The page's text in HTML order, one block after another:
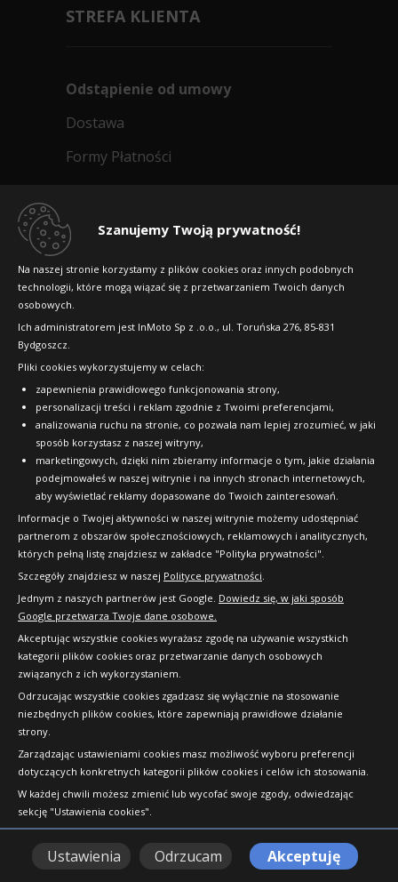
Szanujemy Twoją prywatność!
Na naszej stronie korzystamy z plików cookies oraz innych podobnych
technologii, które mogą wiązać się z przetwarzaniem Twoich danych
osobowych.
Ich administratorem jest InMoto Sp z .o.o., ul. Toruńska 276, 85-831
Bydgoszcz.
Pliki cookies wykorzystujemy w celach:
zapewnienia prawidłowego funkcjonowania strony,
personalizacji treści i reklam zgodnie z Twoimi preferencjami,
analizowania ruchu na stronie, co pozwala nam lepiej zrozumieć, w jaki
sposób korzystasz z naszej witryny,
marketingowych, dzięki nim zbieramy informacje o tym, jakie działania
podejmowałeś w naszej witrynie i na innych stronach internetowych,
aby wyświetlać reklamy dopasowane do Twoich zainteresowań.
Informacje o Twojej aktywności w naszej witrynie możemy udostępniać
partnerom z obszarów społecznościowych, reklamowych i analitycznych,
których pełną listę znajdziesz w zakładce "Polityka prywatności".
Szczegóły znajdziesz w naszej Polityce prywatności.
Jednym z naszych partnerów jest Google. Dowiedz się, w jaki sposób
Google przetwarza Twoje dane osobowe.
Akceptując wszystkie cookies wyrażasz zgodę na używanie wszystkich
kategorii plików cookies oraz przetwarzanie danych osobowych
związanych z ich wykorzystaniem.
Odrzucając wszystkie cookies zgadzasz się wyłącznie na stosowanie
niezbędnych plików cookies, które zapewniają prawidłowe działanie
strony.
Zarządzając ustawieniami cookies masz możliwość wyboru preferencji
dotyczących konkretnych kategorii plików cookies i celów ich stosowania.
W każdej chwili możesz zmienić lub wycofać swoje zgody, odwiedzając
sekcję "Ustawienia cookies".
Ustawienia Odrzucam Akceptuję
STREFA KLIENTA
Odstąpienie od umowy
Dostawa
Formy Płatności
Dlaczego warto kupić w 24opony.pl
Raty
FAQ
OFICJALNY PARTNER
Copyright © 2010-2026 24opony.pl. Wszelkie
prawa zastrzeżone.